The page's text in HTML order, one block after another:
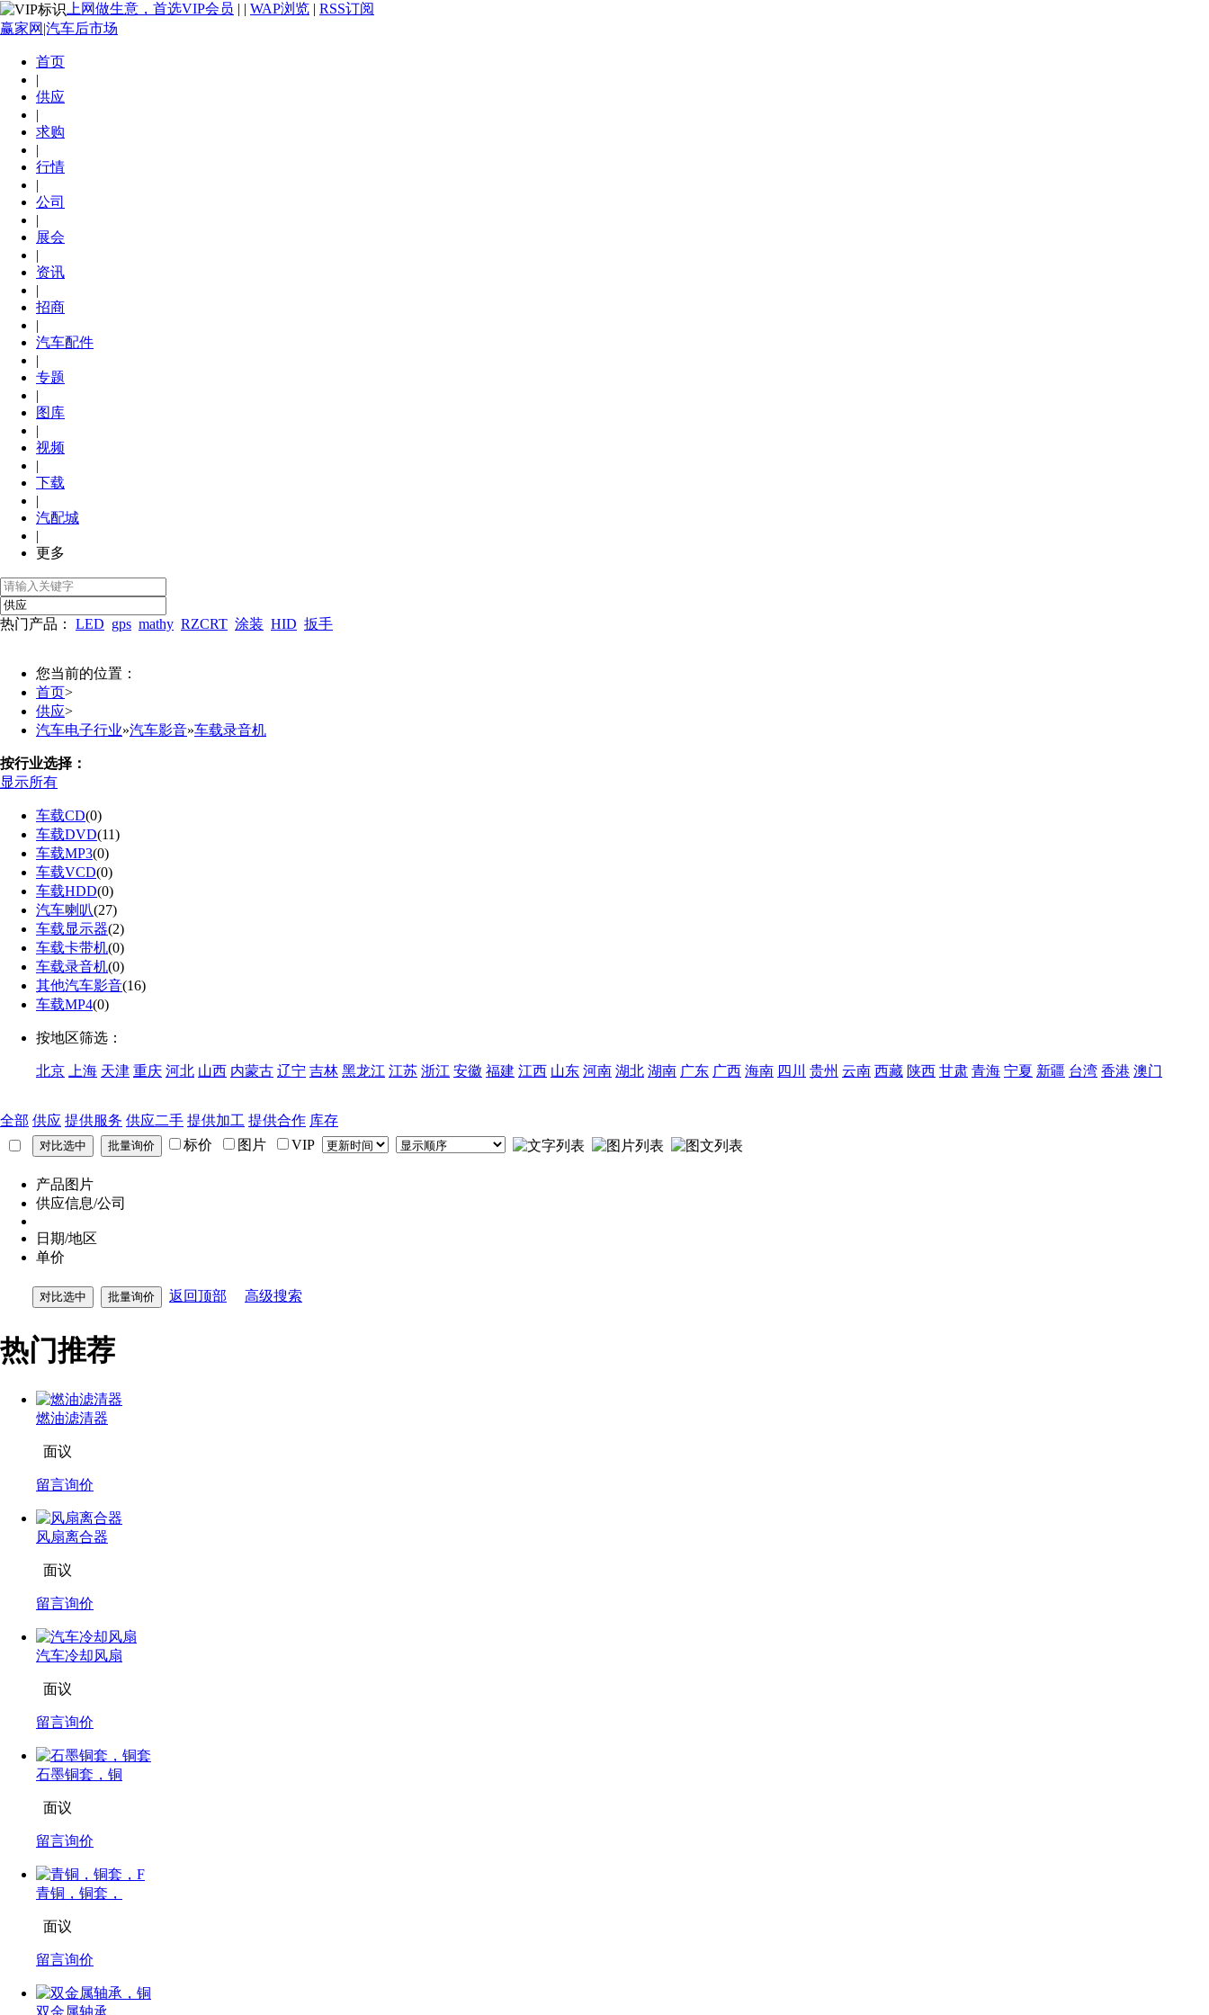
上网做生意，首选VIP会员 | | WAP浏览 | RSS订阅
赢家网|汽车后市场
首页
|
供应
|
求购
|
行情
|
公司
|
展会
|
资讯
|
招商
|
汽车配件
|
专题
|
图库
|
视频
|
下载
|
汽配城
|
更多
热门产品： LED gps mathy RZCRT 涂装 HID 扳手
您当前的位置：
首页>
供应>
汽车电子行业»汽车影音»车载录音机
按行业选择：
显示所有
车载CD(0)
车载DVD(11)
车载MP3(0)
车载VCD(0)
车载HDD(0)
汽车喇叭(27)
车载显示器(2)
车载卡带机(0)
车载录音机(0)
其他汽车影音(16)
车载MP4(0)
按地区筛选：
北京 上海 天津 重庆 河北 山西 内蒙古 辽宁 吉林 黑龙江 江苏 浙江 安徽 福建 江西 山东 河南 湖北 湖南 广东 广西 海南 四川 贵州 云南 西藏 陕西 甘肃 青海 宁夏 新疆 台湾 香港 澳门
全部 供应 提供服务 供应二手 提供加工 提供合作 库存
标价
图片 VIP
产品图片
供应信息/公司
日期/地区
单价
返回顶部 高级搜索
热门推荐
燃油滤清器
面议
留言询价
风扇离合器
面议
留言询价
汽车冷却风扇
面议
留言询价
石墨铜套，铜
面议
留言询价
青铜，铜套，
面议
留言询价
双金属轴承，